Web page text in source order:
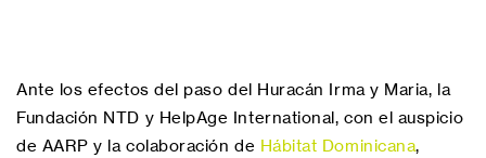
Ante los efectos del paso del Huracán Irma y Maria, la
Fundación NTD y HelpAge International, con el auspicio
de AARP y la colaboración de Hábitat Dominicana,